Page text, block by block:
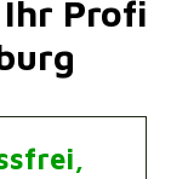
Profi